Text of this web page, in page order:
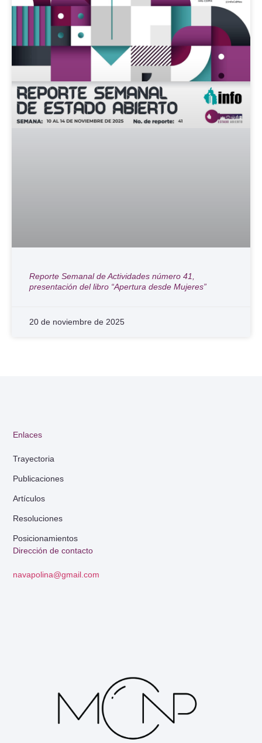
Reporte Semanal de Actividades número 41,
presentación del libro “Apertura desde Mujeres”
20 de noviembre de 2025
Dirección de contacto
navapolina@gmail.com
Enlaces
Trayectoria
Publicaciones
Artículos
Resoluciones
Posicionamientos